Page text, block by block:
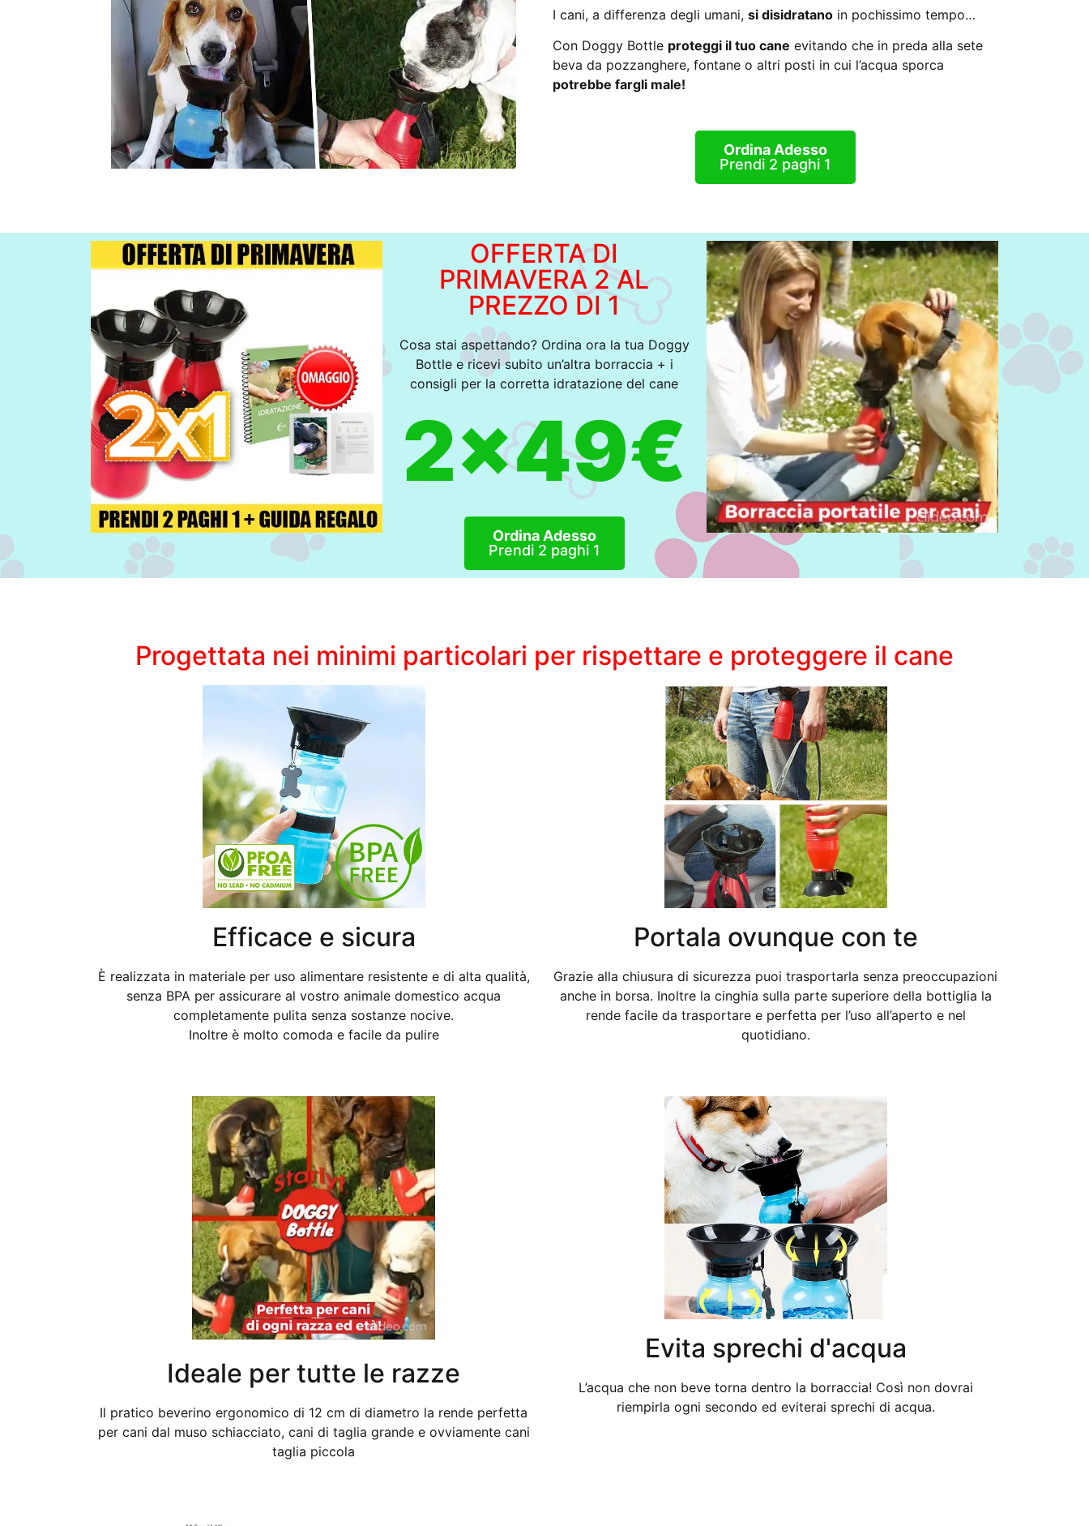
I cani, a differenza degli umani, si disidratano in pochissimo tempo…
Con Doggy Bottle proteggi il tuo cane evitando che in preda alla sete
beva da pozzanghere, fontane o altri posti in cui l’acqua sporca
potrebbe fargli male!
Ordina Adesso
Prendi 2 paghi 1
OFFERTA DI
PRIMAVERA 2 AL
PREZZO DI 1
Cosa stai aspettando? Ordina ora la tua Doggy
Bottle e ricevi subito un’altra borraccia + i
consigli per la corretta idratazione del cane
2x49€
Ordina Adesso
Prendi 2 paghi 1
Progettata nei minimi particolari per rispettare e proteggere il cane
Efficace e sicura
È realizzata in materiale per uso alimentare resistente e di alta qualità,
senza BPA per assicurare al vostro animale domestico acqua
completamente pulita senza sostanze nocive.
Inoltre è molto comoda e facile da pulire
Portala ovunque con te
Grazie alla chiusura di sicurezza puoi trasportarla senza preoccupazioni
anche in borsa. Inoltre la cinghia sulla parte superiore della bottiglia la
rende facile da trasportare e perfetta per l’uso all’aperto e nel
quotidiano.
Ideale per tutte le razze​
Il pratico beverino ergonomico di 12 cm di diametro la rende perfetta
per cani dal muso schiacciato, cani di taglia grande e ovviamente cani
taglia piccola
Evita sprechi d'acqua
L’acqua che non beve torna dentro la borraccia! Così non dovrai
riempirla ogni secondo ed eviterai sprechi di acqua.